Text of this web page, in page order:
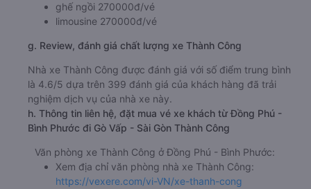
ghế ngồi 270000đ/vé
limousine 270000đ/vé
g. Review, đánh giá chất lượng xe Thành Công
Nhà xe Thành Công được đánh giá với số điểm trung bình
là 4.6/5 dựa trên 399 đánh giá của khách hàng đã trải
nghiệm dịch vụ của nhà xe này.
h. Thông tin liên hệ, đặt mua vé xe khách từ Đồng Phú -
Bình Phước đi Gò Vấp - Sài Gòn Thành Công
Văn phòng xe Thành Công ở Đồng Phú - Bình Phước:
Xem địa chỉ văn phòng nhà xe Thành Công:
https://vexere.com/vi-VN/xe-thanh-cong